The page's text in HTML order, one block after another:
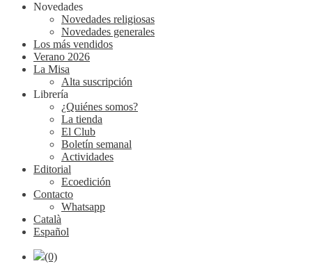
Novedades
Novedades religiosas
Novedades generales
Los más vendidos
Verano 2026
La Misa
Alta suscripción
Librería
¿Quiénes somos?
La tienda
El Club
Boletín semanal
Actividades
Editorial
Ecoedición
Contacto
Whatsapp
Català
Español
(0)